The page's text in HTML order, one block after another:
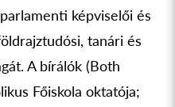
képviselői és
tanári és
A bírálók (Both
Főiskola oktatója;